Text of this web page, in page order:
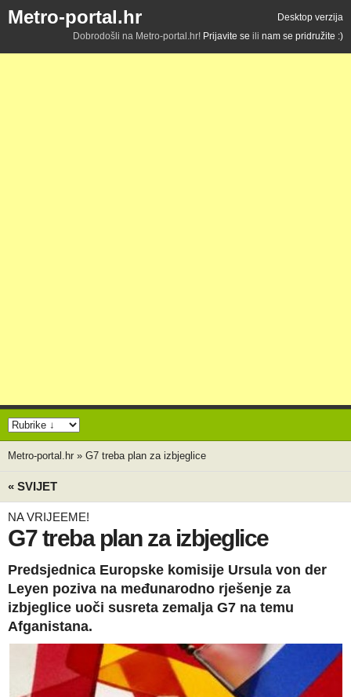
Metro-portal.hr
Desktop verzija
Dobrodošli na Metro-portal.hr! Prijavite se ili nam se pridružite :)
Metro-portal.hr » G7 treba plan za izbjeglice
« SVIJET
NA VRIJEEME!
G7 treba plan za izbjeglice
Predsjednica Europske komisije Ursula von der
Leyen poziva na međunarodno rješenje za
izbjeglice uoči susreta zemalja G7 na temu
Afganistana.